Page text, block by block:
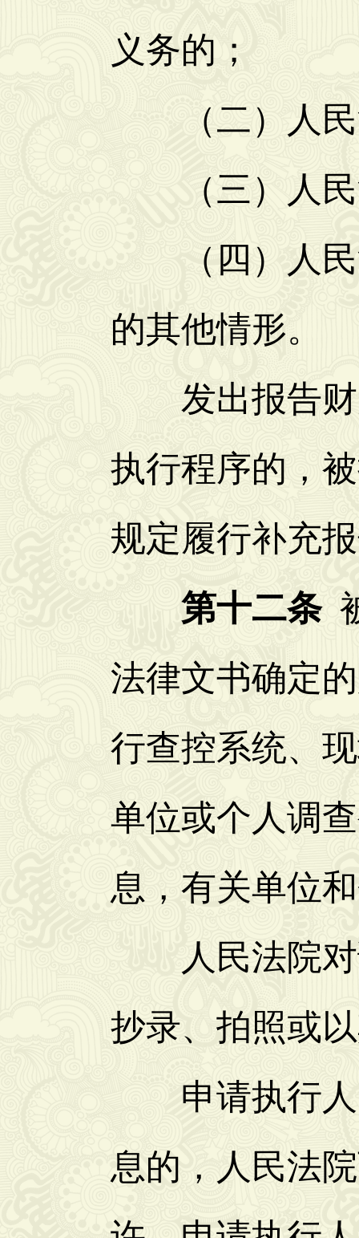
义务的；
（二）人民
（三）人民
（四）人民
的其他情形。
发出报告财
执行程序的，
规定履行补充
第十二条
法律文书确定
行查控系统、
单位或个人调
息，有关单位
人民法院对
抄录、拍照或
申请执行人
息的，人民法